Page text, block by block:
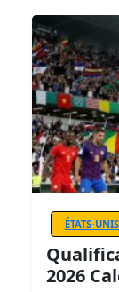
ÉTATS-UNIS
2026